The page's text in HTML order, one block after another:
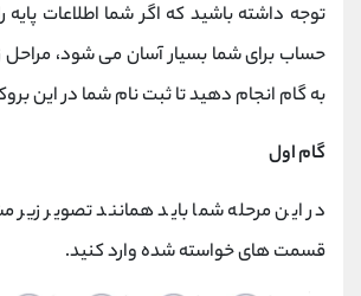
توجه داشته باشید که اگر شما اطلاعات پایه
حساب برای شما بسیار آسان می شود، مراحل
به گام انجام دهید تا ثبت نام شما در این
گام اول
در این مرحله شما باید همانند تصویر
قسمت های خواسته شده وارد کنید.